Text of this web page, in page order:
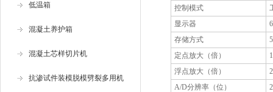
低温箱
混凝土养护箱
混凝土芯样切片机
抗渗试件装模脱模劈裂多用机
控制模式
显示器
存储方式
定点放大（倍）
浮点放大（倍）
A/D分辨率（位）